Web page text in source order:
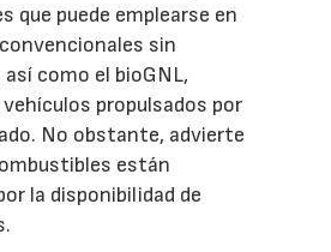
que puede emplearse en
sin
como el bioGNL,
propulsados por
No obstante, advierte
están
la disponibilidad de